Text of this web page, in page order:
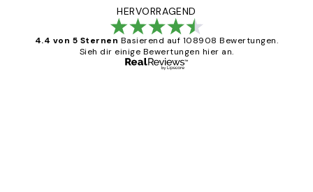
HERVORRAGEND
4.4 von 5 Sternen Basierend auf 108908 Bewertungen.
Sieh dir einige Bewertungen hier an.